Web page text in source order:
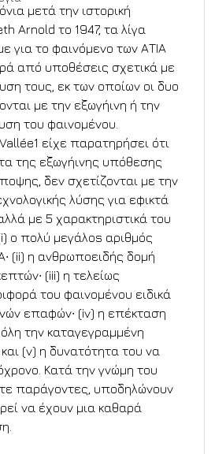
μετά την ιστορική
Arnold το 1947, τα λίγα
για το φαινόμενο των ΑΤΙΑ
από υποθέσεις σχετικά με
τους, εκ των οποίων οι δυο
με την εξωγήινη ή την
του φαινομένου.
είχε παρατηρήσει ότι
της εξωγήινης υπόθεσης
δεν σχετίζονται με την
λύσης για εφικτά
με 5 χαρακτηριστικά του
o πολύ μεγάλοs αριθμός
(ii) η ανθρωποειδής δομή
(iii) η τελείως
του φαινομένου ειδικά
επαφών∙ (iv) η επέκταση
την καταγεγραμμένη
(v) η δυνατότητα του να
Κατά την γνώμη του
παράγοντες, υποδηλώνουν
να έχουν μια καθαρά